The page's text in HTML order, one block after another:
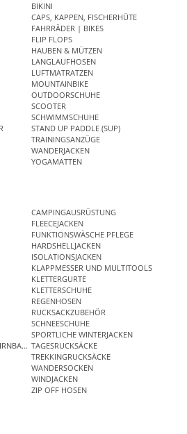
BIKINI
CAPS, KAPPEN, FISCHERHÜTE
FAHRRÄDER | BIKES
FLIP FLOPS
HAUBEN & MÜTZEN
LANGLAUFHOSEN
LUFTMATRATZEN
MOUNTAINBIKE
OUTDOORSCHUHE
SCOOTER
SCHWIMMSCHUHE
STAND UP PADDLE (SUP)
TRAININGSANZÜGE
WANDERJACKEN
YOGAMATTEN
CAMPINGAUSRÜSTUNG
FLEECEJACKEN
FUNKTIONSWÄSCHE PFLEGE
HARDSHELLJACKEN
ISOLATIONSJACKEN
KLAPPMESSER UND MULTITOOLS
KLETTERGURTE
KLETTERSCHUHE
REGENHOSEN
RUCKSACKZUBEHÖR
SCHNEESCHUHE
SPORTLICHE WINTERJACKEN
TAGESRUCKSÄCKE
TREKKINGRUCKSÄCKE
WANDERSOCKEN
WINDJACKEN
ZIP OFF HOSEN